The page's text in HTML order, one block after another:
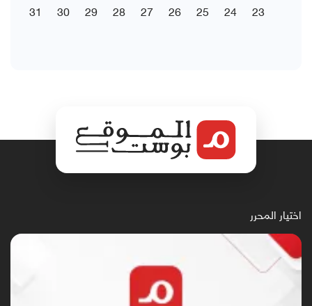
23
24
25
26
27
28
29
30
31
اختيار المحرر